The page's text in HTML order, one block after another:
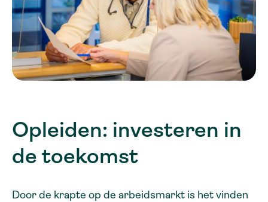
Opleiden: investeren in
de toekomst
Door de krapte op de arbeidsmarkt is het vinden